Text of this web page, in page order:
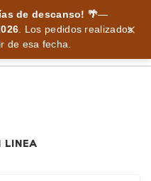
de descanso! 🌴—
. Los pedidos realizados
de esa fecha.
LINEA